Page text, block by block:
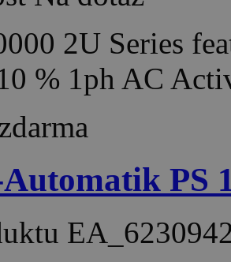
2U Series
% 1ph AC
PS